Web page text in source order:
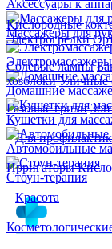
Кислородные
Электрогрелки
Солевые лампы
хозблоки Уличные
Газовые грили
Для
Ирригаторы
Красота
Аксессуары к
Массажеры для
Электромассажеры
Домашние
Кушетки для
Автомобильные
Стоун-терапия